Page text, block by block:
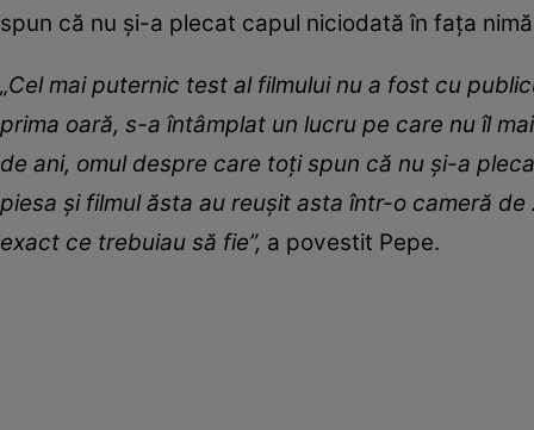
spun că nu și-a plecat capul niciodată în fața
„Cel mai puternic test al filmului nu a fost cu
prima oară, s-a întâmplat un lucru pe care nu îl
de ani, omul despre care toți spun că nu și-a
piesa și filmul ăsta au reușit asta într-o cameră
exact ce trebuiau să fie”, a povestit Pepe.